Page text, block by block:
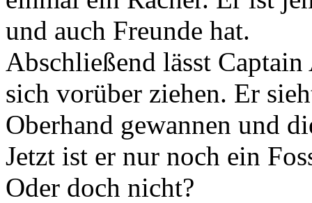
und auch Freunde hat.
Abschließend lässt
sich vorüber ziehen. Er
Oberhand gewannen und
Jetzt ist er nur noch ein
Oder doch nicht?